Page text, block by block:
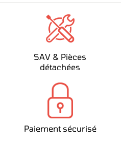
SAV & Pièces
détachées
Paiement sécurisé